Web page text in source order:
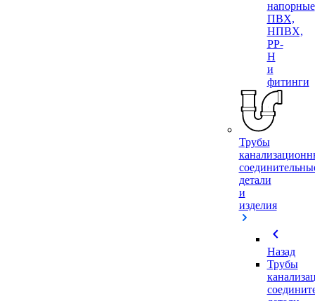
напорные
ПВХ,
НПВХ,
PP-
H
и
фитинги
Трубы
детали
и
изделия
chevron_left
Назад
Трубы